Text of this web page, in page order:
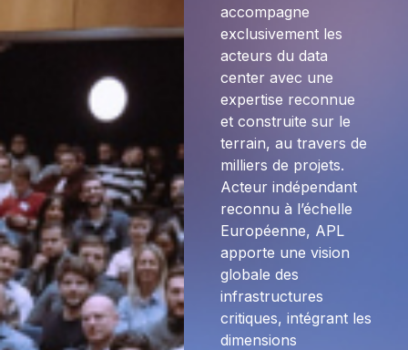
accompagne
exclusivement les
acteurs du data
center avec une
expertise reconnue
et construite sur le
terrain, au travers de
milliers de projets.
Acteur indépendant
reconnu à l’échelle
Européenne, APL
apporte une vision
globale des
infrastructures
critiques, intégrant les
dimensions